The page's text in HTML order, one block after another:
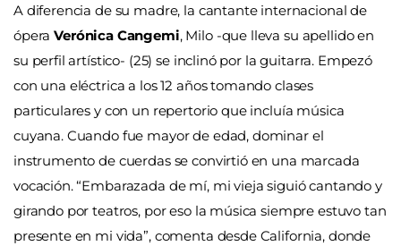
A diferencia de su madre, la cantante internacional de
óperaVerónica Cangemi, Milo -que lleva su apellido en
su perfil artístico- (25) se inclinó por la guitarra. Empezó
con una eléctrica a los 12 años tomando clases
particulares y con un repertorio que incluía música
cuyana. Cuando fue mayor de edad, dominar el
instrumento de cuerdas se convirtió en una marcada
vocación. “Embarazada de mí, mi vieja siguió cantando y
girando por teatros, por eso la música siempre estuvo tan
presente en mi vida”, comenta desde California, donde